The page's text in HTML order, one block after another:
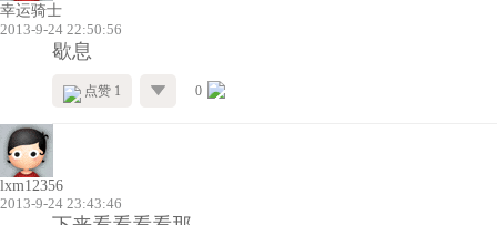
幸运骑士
2013-9-24 22:50:56
歇息
点赞 1 0
lxm12356
2013-9-24 23:43:46